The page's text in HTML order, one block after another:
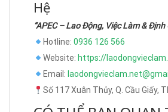
Hệ
“APEC – Lao Động, Việc Làm & Định
Hotline: 0936 126 566
Website: https://
Email:
Số 117 Xuân Thủy, Q. Cầu Giấy,